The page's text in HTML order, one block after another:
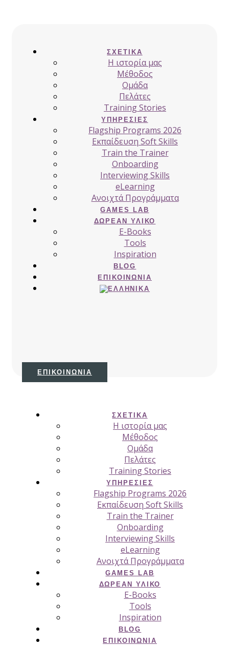
ΣΧΕΤΙΚΆ
H ιστορία μας
Μέθοδος
Ομάδα
Πελάτες
Training Stories
ΥΠΗΡΕΣΊΕΣ
Flagship Programs 2026
Εκπαίδευση Soft Skills
Train the Trainer
Onboarding
Interviewing Skills
eLearning
Ανοιχτά Προγράμματα
GAMES LAB
ΔΩΡΕΆΝ ΥΛΙΚΌ
E-Books
Tools
Inspiration
BLOG
ΕΠΙΚΟΙΝΩΝΊΑ
ΕΠΙΚΟΙΝΩΝΊΑ
ΣΧΕΤΙΚΆ
H ιστορία μας
Μέθοδος
Ομάδα
Πελάτες
Training Stories
ΥΠΗΡΕΣΊΕΣ
Flagship Programs 2026
Εκπαίδευση Soft Skills
Train the Trainer
Onboarding
Interviewing Skills
eLearning
Ανοιχτά Προγράμματα
GAMES LAB
ΔΩΡΕΆΝ ΥΛΙΚΌ
E-Books
Tools
Inspiration
BLOG
ΕΠΙΚΟΙΝΩΝΊΑ